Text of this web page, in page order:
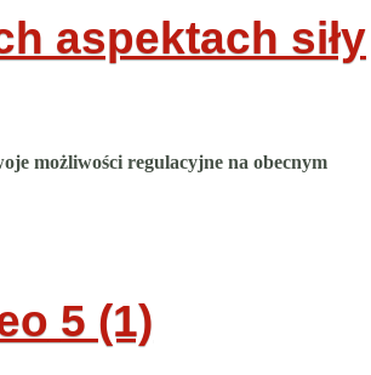
aspektach siły
możliwości regulacyjne na obecnym
5 (1)